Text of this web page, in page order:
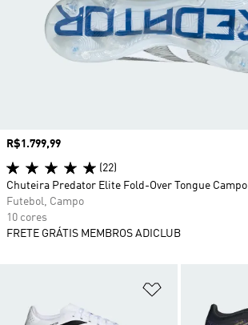
Preço
R$1.799,99
(22)
Chuteira Predator Elite Fold-Over Tongue Campo
Futebol, Campo
10 cores
FRETE GRÁTIS MEMBROS ADICLUB